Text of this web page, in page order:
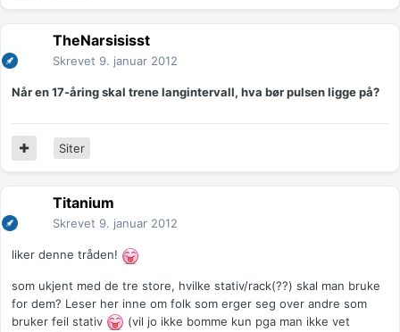
TheNarsisisst
Skrevet 9. januar 2012
Når en 17-åring skal trene langintervall, hva bør pulsen ligge på?
Siter
Titanium
Skrevet 9. januar 2012
liker denne tråden!
som ukjent med de tre store, hvilke stativ/rack(??) skal man bruke
for dem? Leser her inne om folk som erger seg over andre som
bruker feil stativ
(vil jo ikke bomme kun pga man ikke vet